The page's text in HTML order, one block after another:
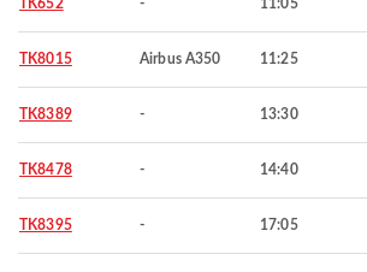
TK652 - 11:05
TK8015 Airbus A350 11:25
TK8389 - 13:30
TK8478 - 14:40
TK8395 - 17:05